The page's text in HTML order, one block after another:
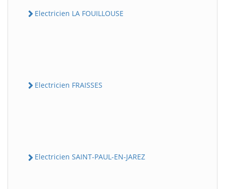
Electricien LA FOUILLOUSE
Electricien FRAISSES
Electricien SAINT-PAUL-EN-JAREZ